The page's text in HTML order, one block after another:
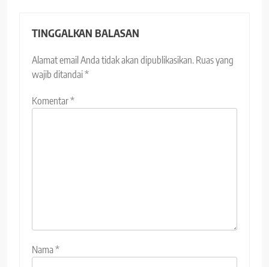
TINGGALKAN BALASAN
Alamat email Anda tidak akan dipublikasikan. Ruas yang
wajib ditandai*
Komentar*
Nama*